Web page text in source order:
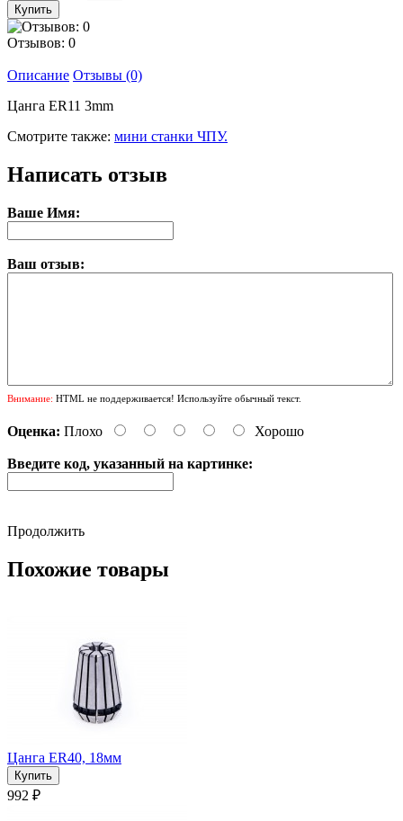
Отзывов: 0
Описание Отзывы (0)
Цанга ER11 3mm
Смотрите также: мини станки ЧПУ.
Написать отзыв
Ваше Имя:
Ваш отзыв:
Внимание: HTML не поддерживается! Используйте обычный текст.
Оценка: Плохо Хорошо
Введите код, указанный на картинке:
Продолжить
Похожие товары
Цанга ER40, 18мм
992 ₽